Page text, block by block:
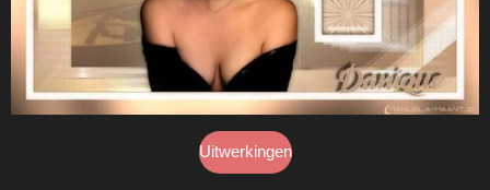
Uitwerkingen